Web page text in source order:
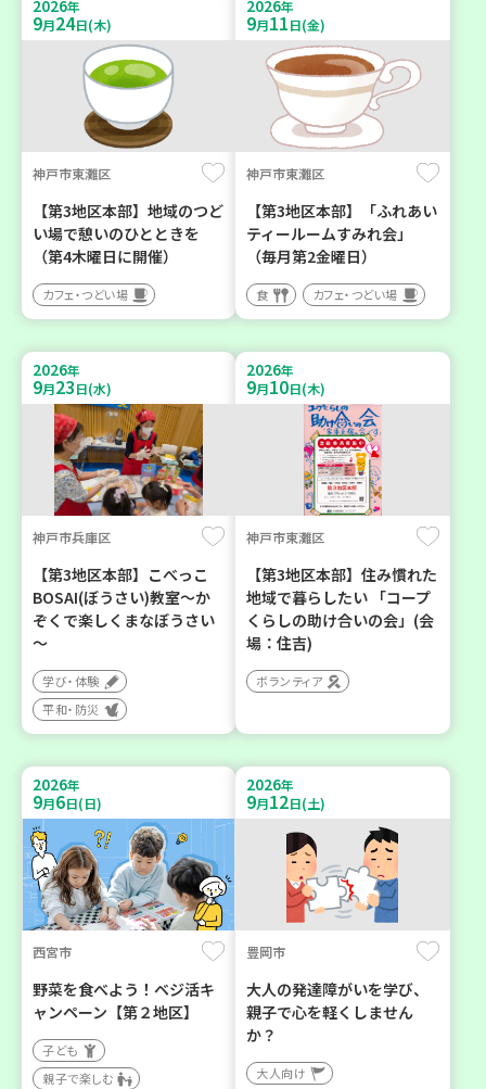
2026年
9月24日(木)
神戸市東灘区
【第3地区本部】地域のつど
い場で憩いのひとときを
（第4木曜日に開催）
カフェ・つどい場
2026年
9月11日(金)
神戸市東灘区
【第3地区本部】「ふれあい
ティールームすみれ会」
（毎月第2金曜日）
食 カフェ・つどい場
2026年
9月23日(水)
神戸市兵庫区
【第3地区本部】こべっこ
BOSAI(ぼうさい)教室～か
ぞくで楽しくまなぼうさい
～
学び・体験
平和・防災
2026年
9月10日(木)
神戸市東灘区
【第3地区本部】住み慣れた
地域で暮らしたい 「コープ
くらしの助け合いの会」(会
場：住吉)
ボランティア
2026年
9月6日(日)
西宮市
野菜を食べよう！ベジ活キ
ャンペーン【第２地区】
子ども
親子で楽しむ
2026年
9月12日(土)
豊岡市
大人の発達障がいを学び、
親子で心を軽くしません
か？
大人向け